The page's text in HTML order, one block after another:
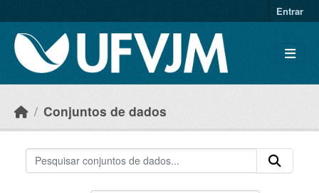
Entrar
Conjuntos de dados